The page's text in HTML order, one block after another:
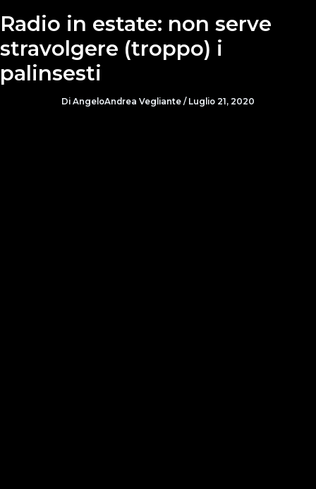
Radio in estate: non serve
stravolgere (troppo) i
palinsesti
Di AngeloAndrea Vegliante / Luglio 21, 2020